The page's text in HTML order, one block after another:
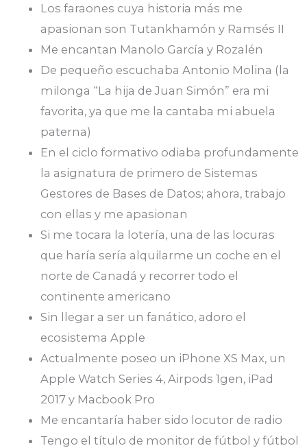
Los faraones cuya historia más me
apasionan son Tutankhamón y Ramsés II
Me encantan Manolo García y Rozalén
De pequeño escuchaba Antonio Molina (la
milonga “La hija de Juan Simón” era mi
favorita, ya que me la cantaba mi abuela
paterna)
En el ciclo formativo odiaba profundamente
la asignatura de primero de Sistemas
Gestores de Bases de Datos; ahora, trabajo
con ellas y me apasionan
Si me tocara la lotería, una de las locuras
que haría sería alquilarme un coche en el
norte de Canadá y recorrer todo el
continente americano
Sin llegar a ser un fanático, adoro el
ecosistema Apple
Actualmente poseo un iPhone XS Max, un
Apple Watch Series 4, Airpods 1gen, iPad
2017 y Macbook Pro
Me encantaría haber sido locutor de radio
Tengo el título de monitor de fútbol y fútbol